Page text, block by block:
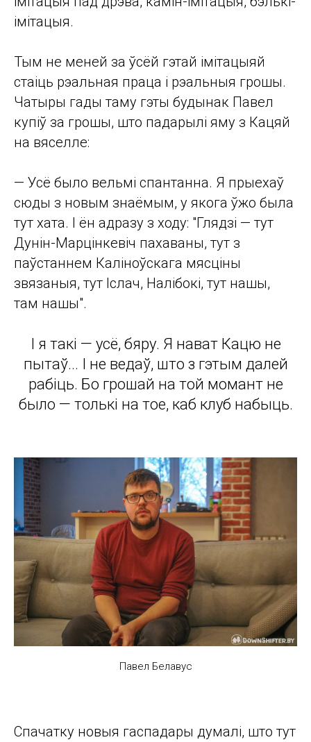
імітацыя.
Тым не меней за ўсёй гэтай імітацыяй
стаіць рэальная праца і рэальныя грошы.
Чатыры гады таму гэты будынак Павел
купіў за грошы, што падарылі яму з Кацяй
на вяселле:
— Усё было вельмі спантанна. Я прыехаў
сюды з новым знаёмым, у якога ўжо была
тут хата. І ён адразу з ходу: "Глядзі — тут
Дунін-Марцінкевіч пахаваны, тут з
паўстаннем Каліноўскага мясціны
звязаныя, тут Іслач, Налібокі, тут нашы,
там нашы".
І я такі — усё, бяру. Я нават Кацю не
пытаў... І не ведаў, што з гэтым далей
рабіць. Бо грошай на той момант не
было — толькі на тое, каб клуб набыць.
Павел Белавус
Спачатку новыя гаспадары думалі, што тут